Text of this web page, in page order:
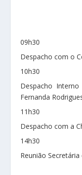
09h30
Despacho com o
10h30
Despacho
Fernanda
11h30
Despacho com a
14h30
Reunião Secretária